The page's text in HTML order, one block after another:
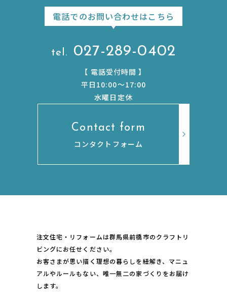
電話でのお問い合わせはこちら
027-289-0402
【 電話受付時間】
平日10:00〜17:00
水曜日定休
Contact form
コンタクトフォーム
注文住宅・リフォームは群馬県前橋市のクラフトリ
ビングにお任せください。
お客さまが思い描く理想の暮らしを紐解き、マニュ
アルやルールもない、唯一無二の家づくりをお届け
します。